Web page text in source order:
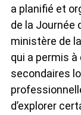
a planifié et
de la Journée
ministère de
qui a permis
secondaires
d’explorer